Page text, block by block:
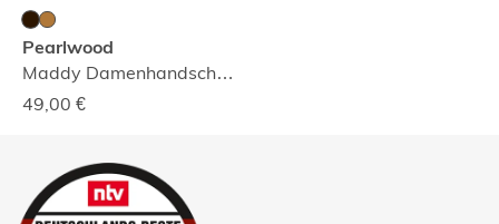
Pearlwood
Maddy Damenhandschuhe
49,00 €